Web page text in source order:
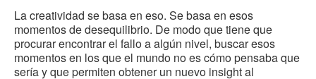
La creatividad se basa en eso. Se basa en esos
momentos de desequilibrio. De modo que tiene que
procurar encontrar el fallo a algún nivel, buscar esos
momentos en los que el mundo no es cómo pensaba que
sería y que permiten obtener un nuevo insight al